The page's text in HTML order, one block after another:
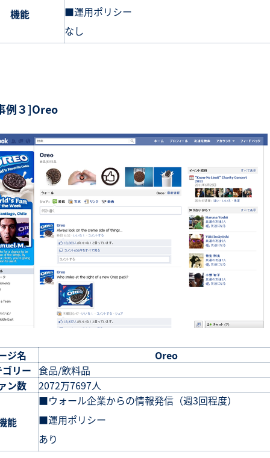
機能
■運用ポリシー
なし
例３]Oreo
ジ名
Oreo
リー 食品/飲料品
ン数
2072万7697人
能
■ウォール企業からの情報発信（週3回程度）
■運用ポリシー
あり